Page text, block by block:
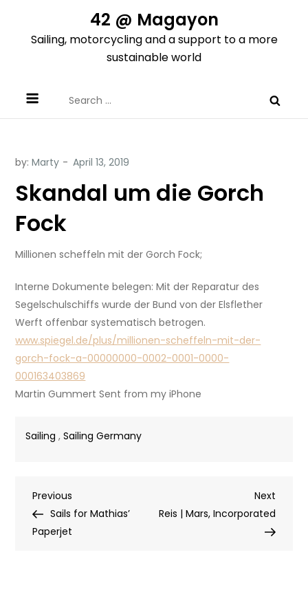
content
42 @ Magayon
Sailing, motorcycling and a support to a more
sustainable world
for:
by:Marty
Skandal um die Gorch
Fock
Millionen scheffeln mit der Gorch Fock;
Interne Dokumente belegen: Mit der Reparatur des
Segelschulschiffs wurde der Bund von der Elsflether
Werft offenbar systematisch betrogen.
www.spiegel.de/plus/millionen-scheffeln-mit-der-
gorch-fock-a-00000000-0002-0001-0000-
000163403869
Martin Gummert Sent from my iPhone
Sailing ,Sailing Germany
Post
navigation
Previous
Post
Previous
Sails for Mathias’
Paperjet
Next
Post
Next
Reis | Mars, Incorporated